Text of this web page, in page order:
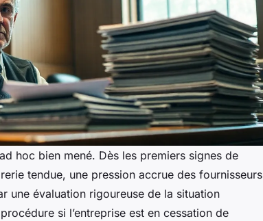
hoc bien mené. Dès les premiers signes de
tendue, une pression accrue des fournisseurs
une évaluation rigoureuse de la situation
si l’entreprise est en cessation de